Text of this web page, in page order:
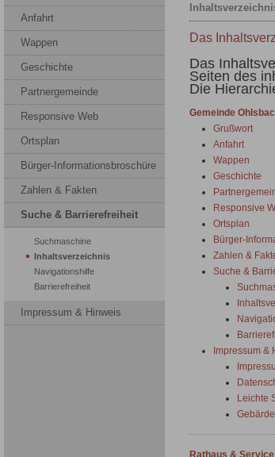
Anfahrt
Wappen
Geschichte
Partnergemeinde
Responsive Web
Ortsplan
Bürger-Informationsbroschüre
Zahlen & Fakten
Suche & Barrierefreiheit
Suchmaschine
Inhaltsverzeichnis
Navigationshilfe
Barrierefreiheit
Impressum & Hinweis
Das
Das
Seiten des
Die
Gemeinde
Grußwort
Anfahrt
Wappen
Geschichte
Responsive
Ortsplan
Bürger-
Zahlen &
Suche &
Impressum &
Leichte
Rathaus & Service